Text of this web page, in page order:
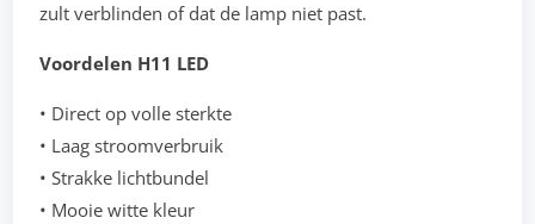
zult verblinden of dat de lamp niet past.
Voordelen H11 LED
• Direct op volle sterkte
• Laag stroomverbruik
• Strakke lichtbundel
• Mooie witte kleur